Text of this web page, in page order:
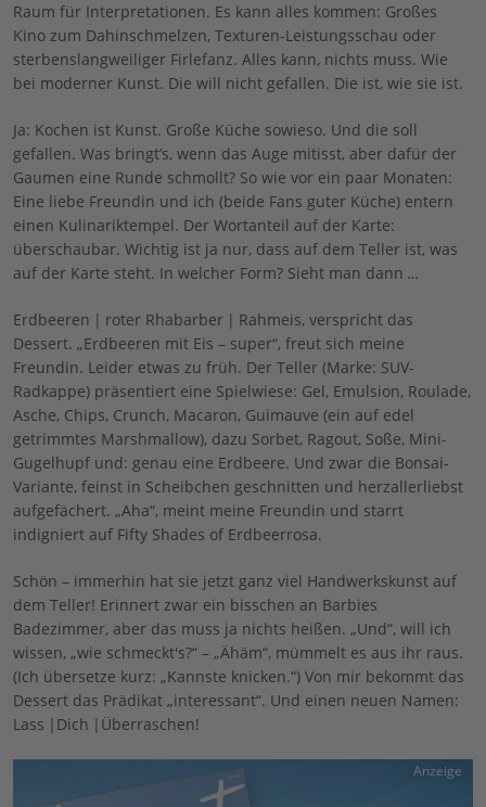
Raum für Interpretationen. Es kann alles kommen: Großes
Kino zum Dahinschmelzen, Texturen-Leistungsschau oder
sterbenslangweiliger Firlefanz. Alles kann, nichts muss. Wie
bei moderner Kunst. Die will nicht gefallen. Die ist, wie sie ist.
Ja: Kochen ist Kunst. Große Küche sowieso. Und die soll
gefallen. Was bringt’s, wenn das Auge mitisst, aber dafür der
Gaumen eine Runde schmollt? So wie vor ein paar Monaten:
Eine liebe Freundin und ich (beide Fans guter Küche) entern
einen Kulinariktempel. Der Wortanteil auf der Karte:
überschaubar. Wichtig ist ja nur, dass auf dem Teller ist, was
auf der Karte steht. In welcher Form? Sieht man dann …
Erdbeeren | roter Rhabarber | Rahmeis, verspricht das
Dessert. „Erdbeeren mit Eis – super“, freut sich meine
Freundin. Leider etwas zu früh. Der Teller (Marke: SUV-
Radkappe) präsentiert eine Spielwiese: Gel, Emulsion, Roulade,
Asche, Chips, Crunch, Macaron, Guimauve (ein auf edel
getrimmtes Marshmallow), dazu Sorbet, Ragout, Soße, Mini-
Gugelhupf und: genau eine Erdbeere. Und zwar die Bonsai-
Variante, feinst in Scheibchen geschnitten und herzallerliebst
aufgefächert. „Aha“, meint meine Freundin und starrt
indigniert auf Fifty Shades of Erdbeerrosa.
Schön – immerhin hat sie jetzt ganz viel Handwerkskunst auf
dem Teller! Erinnert zwar ein bisschen an Barbies
Badezimmer, aber das muss ja nichts heißen. „Und“, will ich
wissen, „wie schmeckt's?“ – „Ähäm“, mümmelt es aus ihr raus.
(Ich übersetze kurz: „Kannste knicken.“) Von mir bekommt das
Dessert das Prädikat „interessant“. Und einen neuen Namen:
Lass |Dich |Überraschen!
Anzeige